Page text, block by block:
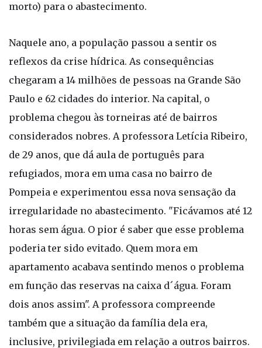
morto) para o abastecimento.
Naquele ano, a população passou a sentir os
reflexos da crise hídrica. As consequências
chegaram a 14 milhões de pessoas na Grande São
Paulo e 62 cidades do interior. Na capital, o
problema chegou às torneiras até de bairros
considerados nobres. A professora Letícia Ribeiro,
de 29 anos, que dá aula de português para
refugiados, mora em uma casa no bairro de
Pompeia e experimentou essa nova sensação da
irregularidade no abastecimento. "Ficávamos até 12
horas sem água. O pior é saber que esse problema
poderia ter sido evitado. Quem mora em
apartamento acabava sentindo menos o problema
em função das reservas na caixa d´água. Foram
dois anos assim". A professora compreende
também que a situação da família dela era,
inclusive, privilegiada em relação a outros bairros.